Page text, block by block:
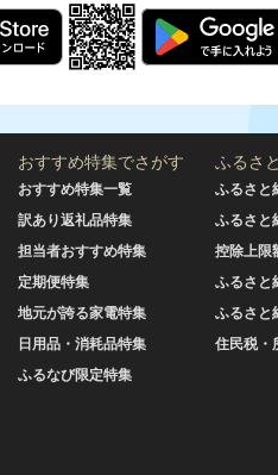
おすすめ特集でさがす
おすすめ特集一覧
訳あり返礼品特集
担当者おすすめ特集
定期便特集
地元が誇る家電特集
日用品・消耗品特集
ふるなび限定特集
ふるさ
ふるさと
ふるさと
控除上限
ふるさと
ふるさと
住民税・